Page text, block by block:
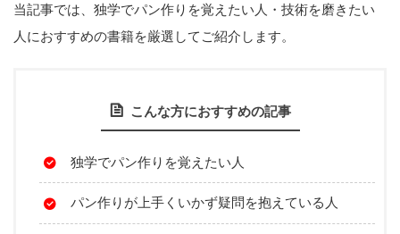
当記事では、独学でパン作りを覚えたい人・技術を磨きたい
人におすすめの書籍を厳選してご紹介します。
こんな方におすすめの記事
独学でパン作りを覚えたい人
パン作りが上手くいかず疑問を抱えている人